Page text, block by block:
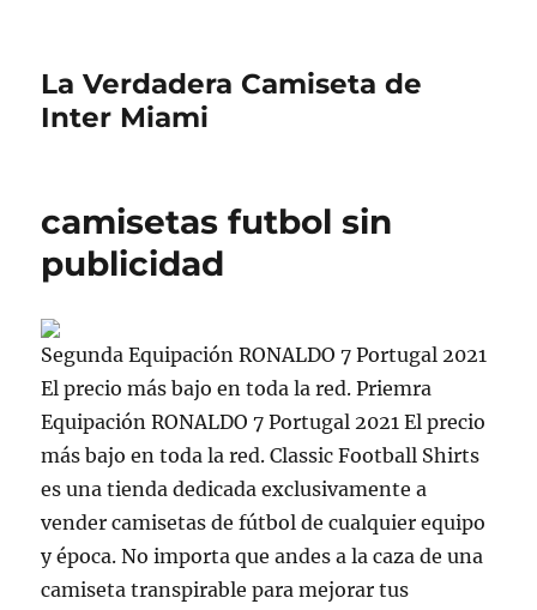
La Verdadera Camiseta de
Inter Miami
camisetas futbol sin
publicidad
Segunda Equipación RONALDO 7 Portugal 2021
El precio más bajo en toda la red. Priemra
Equipación RONALDO 7 Portugal 2021 El precio
más bajo en toda la red. Classic Football Shirts
es una tienda dedicada exclusivamente a
vender camisetas de fútbol de cualquier equipo
y época. No importa que andes a la caza de una
camiseta transpirable para mejorar tus